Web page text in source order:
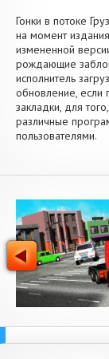
Гонки в потоке
на момент
измененной
рождающие
исполнитель
обновление, если
закладки, для
различные
пользователями.